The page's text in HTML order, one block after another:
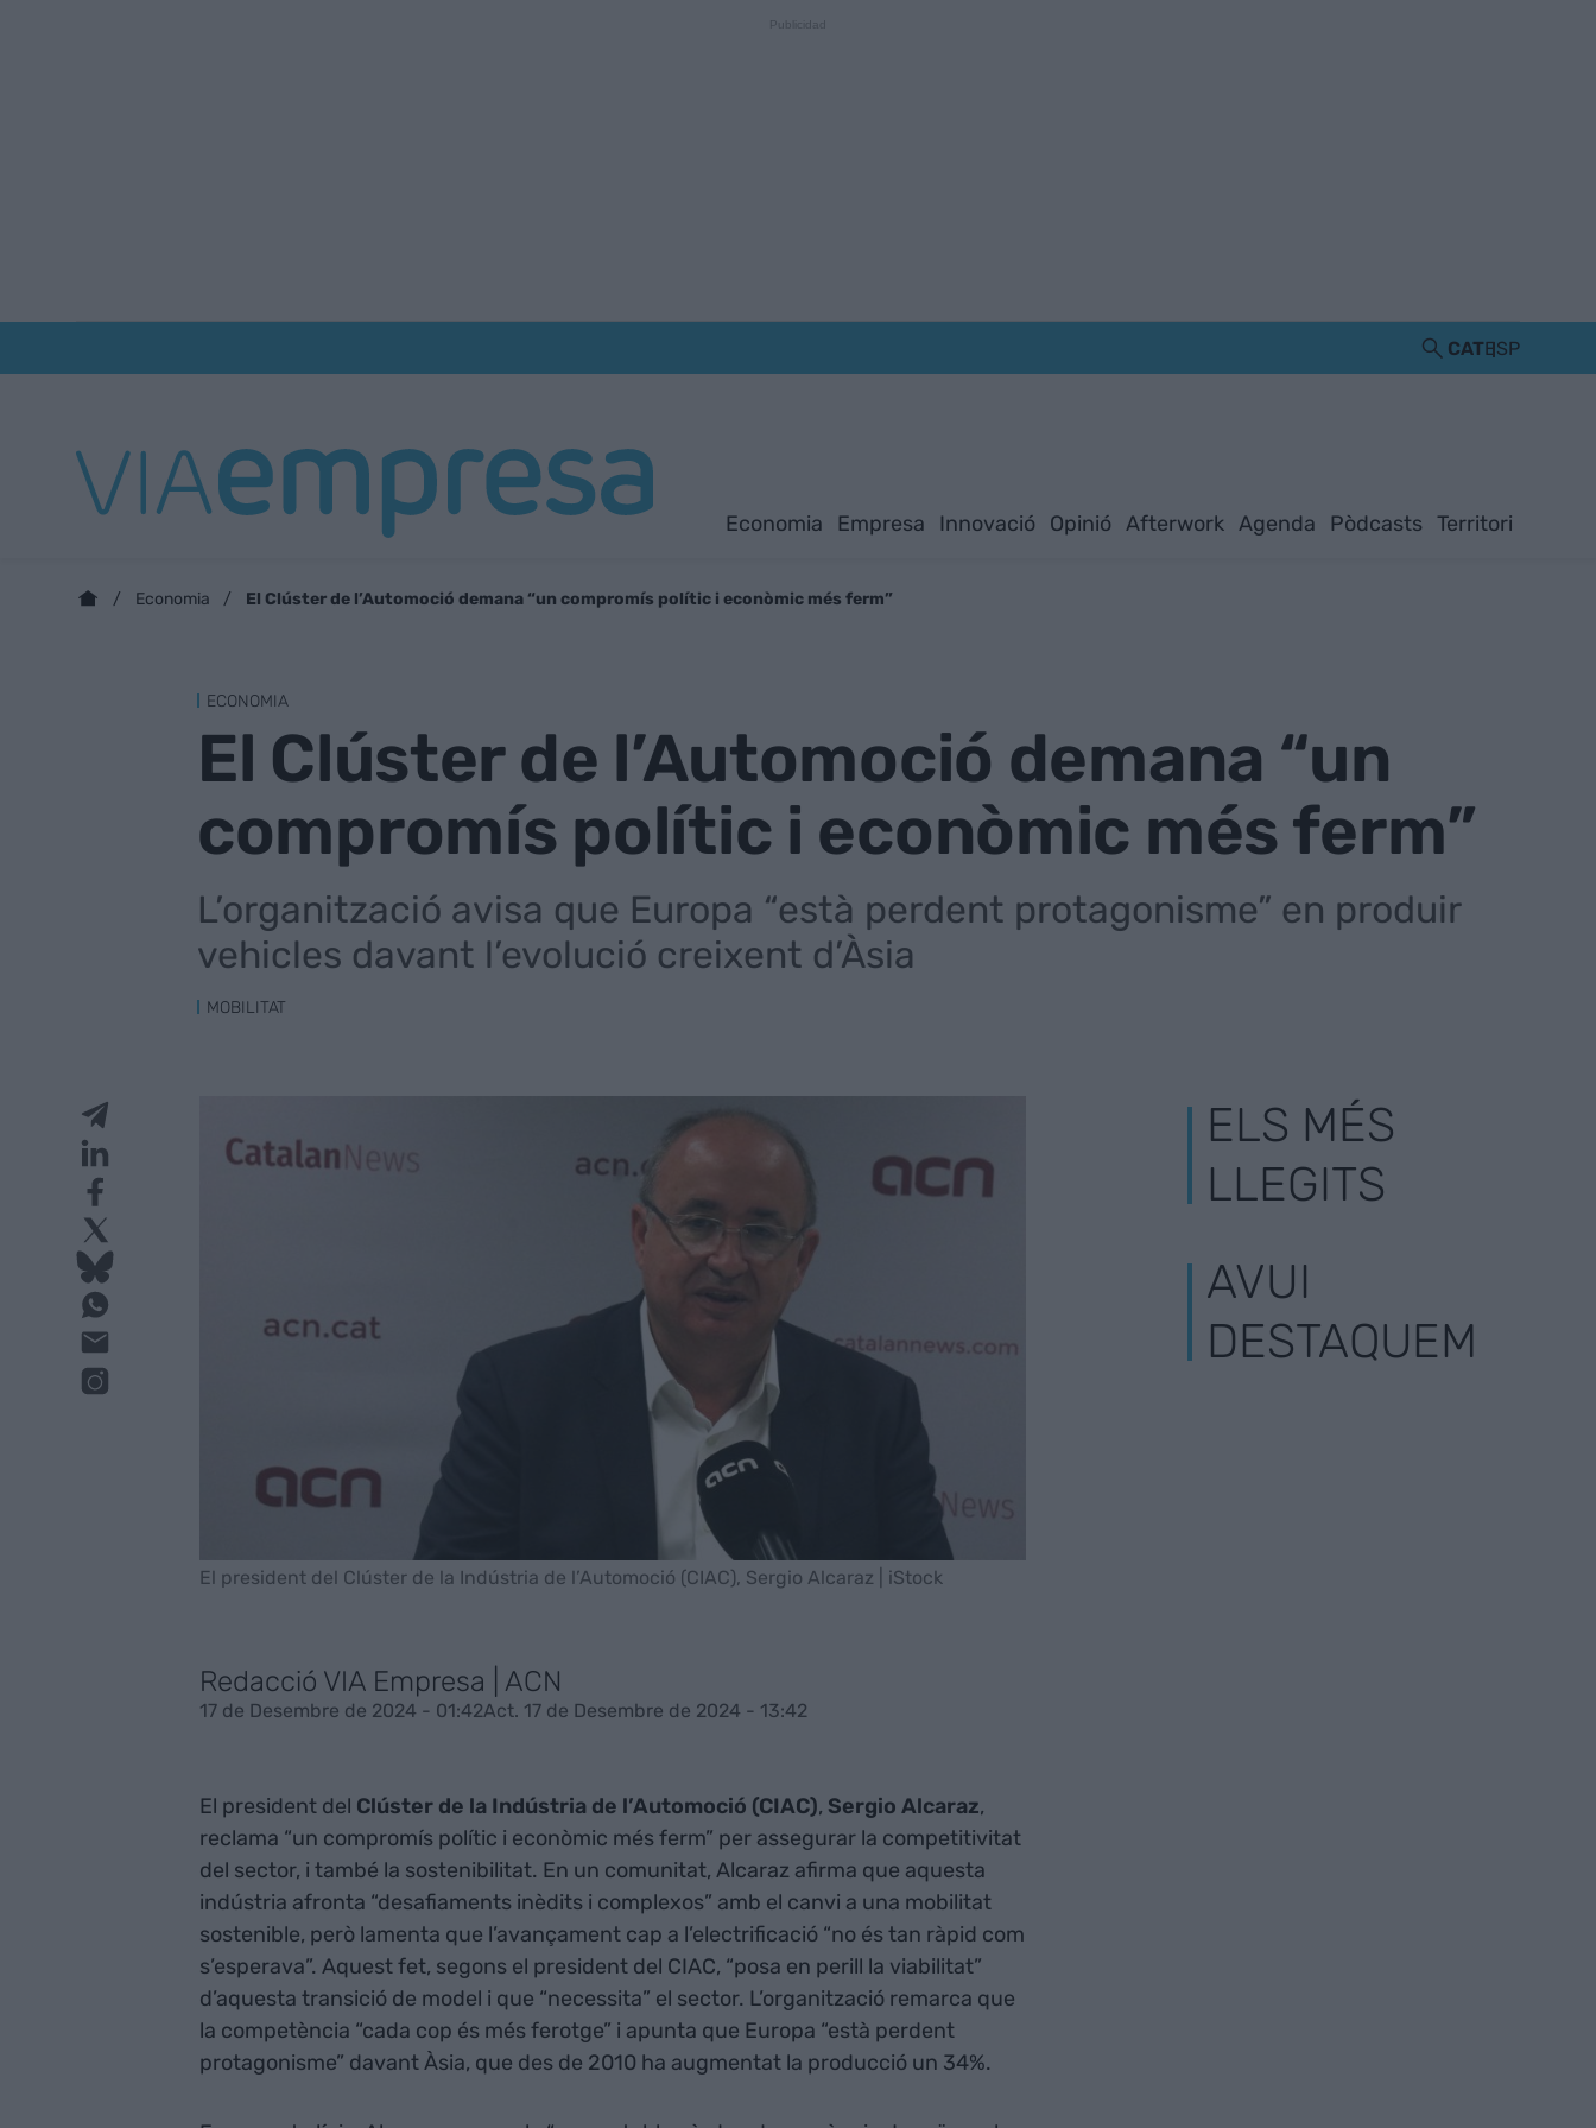
CATESP
Economia Empresa Innovació Opinió Afterwork Agenda Pòdcasts Territori
Economia El Clúster de l’Automoció demana “un compromís polític i econòmic més ferm”
ECONOMIA
El Clúster de l’Automoció demana “un
compromís polític i econòmic més ferm”
L’organització avisa que Europa “està perdent protagonisme” en produir
vehicles davant l’evolució creixent d’Àsia
MOBILITAT
El president del Clúster de la Indústria de l’Automoció (CIAC), Sergio Alcaraz | iStock
Redacció VIA Empresa | ACN
17 de Desembre de 2024 - 01:42Act. 17 de Desembre de 2024 - 13:42
El president del Clúster de la Indústria de l’Automoció (CIAC), Sergio Alcaraz,
reclama “un compromís polític i econòmic més ferm” per assegurar la competitivitat
del sector, i també la sostenibilitat. En un comunitat, Alcaraz afirma que aquesta
indústria afronta “desafiaments inèdits i complexos” amb el canvi a una mobilitat
sostenible, però lamenta que l’avançament cap a l’electrificació “no és tan ràpid com
s’esperava”. Aquest fet, segons el president del CIAC, “posa en perill la viabilitat”
d’aquesta transició de model i que “necessita” el sector. L’organització remarca que
la competència “cada cop és més ferotge” i apunta que Europa “està perdent
protagonisme” davant Àsia, que des de 2010 ha augmentat la producció un 34%.
ELS MÉS
LLEGITS
AVUI
DESTAQUEM